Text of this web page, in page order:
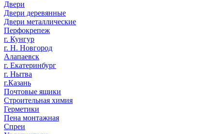
Двери
Двери деревянные
Двери металлические
Перфокрепеж
г. Кунгур
г. Н. Новгород
Алапаевск
г. Екатеринбург
г. Нытва
г.Казань
Почтовые ящики
Строительная химия
Герметики
Пена монтажная
Спреи